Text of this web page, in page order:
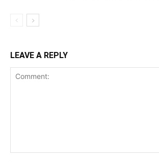
LEAVE A REPLY